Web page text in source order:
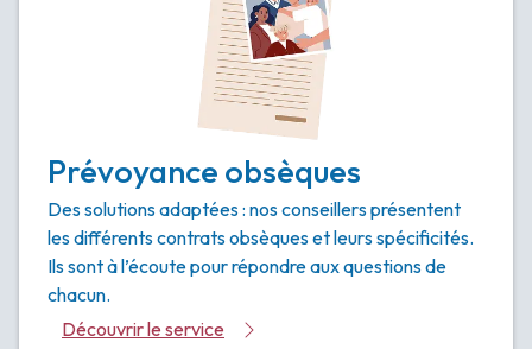
Prévoyance obsèques
Des solutions adaptées : nos conseillers présentent
les différents contrats obsèques et leurs spécificités.
Ils sont à l’écoute pour répondre aux questions de
chacun.
Découvrir le service